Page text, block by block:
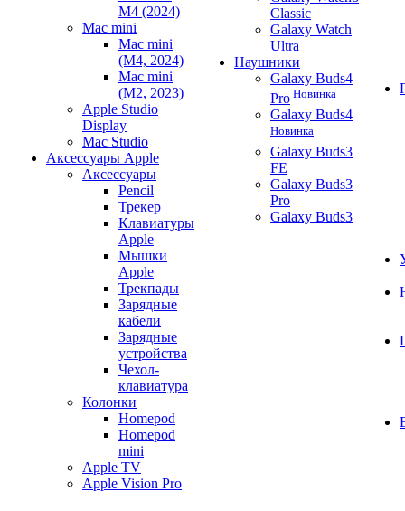
M4 (2024)
Mac mini
Mac mini
(M4, 2024)
Mac mini
(M2, 2023)
Apple Studio
Display
Mac Studio
Аксессуары Apple
Аксессуары
Pencil
Трекер
Клавиатуры
Apple
Мышки
Apple
Трекпады
Зарядные
кабели
Зарядные
устройства
Чехол-
клавиатура
Колонки
Homepod
Homepod
mini
Apple TV
Apple Vision Pro
Classic
Galaxy Watch
Ultra
Наушники
Galaxy Buds4
Pro Новинка
Galaxy Buds4
Новинка
Galaxy Buds3
FE
Galaxy Buds3
Pro
Galaxy Buds3